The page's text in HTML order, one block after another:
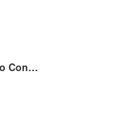
Con…